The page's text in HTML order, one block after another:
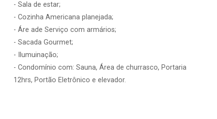
- Sala de estar;
- Cozinha Americana planejada;
- Áre ade Serviço com armários;
- Sacada Gourmet;
- Ilumuinação;
- Condomínio com: Sauna, Área de churrasco, Portaria
12hrs, Portão Eletrônico e elevador.